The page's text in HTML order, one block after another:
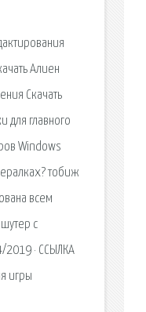
Алиен
Скачать
для главного
Windows
тобиж
всем
с
2019 · ССЫЛКА
игры